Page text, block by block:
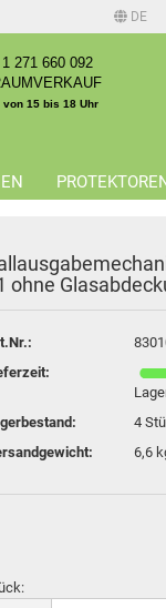
DE
271 660 092
von 15 bis 18 Uhr
ohne
4
6,6